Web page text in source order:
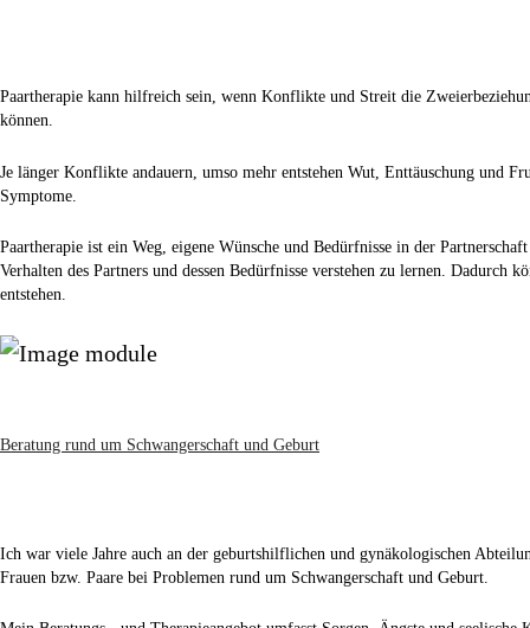
Paartherapie kann hilfreich sein, wenn Konflikte und Streit die
können.
Je länger Konflikte andauern, umso mehr entstehen Wut, Enttäuschung und
Symptome.
Paartherapie ist ein Weg, eigene Wünsche und Bedürfnisse in der
Verhalten des Partners und dessen Bedürfnisse verstehen zu lernen. Dadurch
entstehen.
Beratung rund um Schwangerschaft und Geburt
Ich war viele Jahre auch an der geburtshilflichen und gynäkologischen
Frauen bzw. Paare bei Problemen rund um Schwangerschaft und Geburt.